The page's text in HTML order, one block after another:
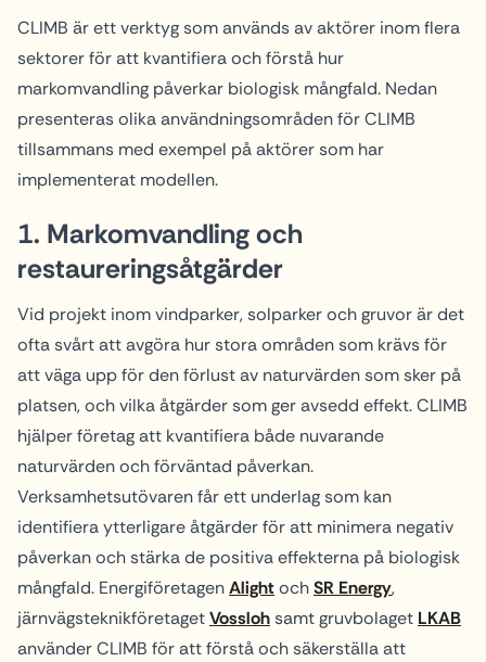
CLIMB är ett verktyg som används av aktörer inom flera
sektorer för att kvantifiera och förstå hur
markomvandling påverkar biologisk mångfald. Nedan
presenteras olika användningsområden för CLIMB
tillsammans med exempel på aktörer som har
implementerat modellen.
1. Markomvandling och
restaureringsåtgärder
Vid projekt inom vindparker, solparker och gruvor är det
ofta svårt att avgöra hur stora områden som krävs för
att väga upp för den förlust av naturvärden som sker på
platsen, och vilka åtgärder som ger avsedd effekt. CLIMB
hjälper företag att kvantifiera både nuvarande
naturvärden och förväntad påverkan.
Verksamhetsutövaren får ett underlag som kan
identifiera ytterligare åtgärder för att minimera negativ
påverkan och stärka de positiva effekterna på biologisk
mångfald. EnergiföretagenAlightochSR Energy,
järnvägsteknikföretagetVosslohsamt gruvbolaget LKAB
använder CLIMB för att förstå och säkerställa att